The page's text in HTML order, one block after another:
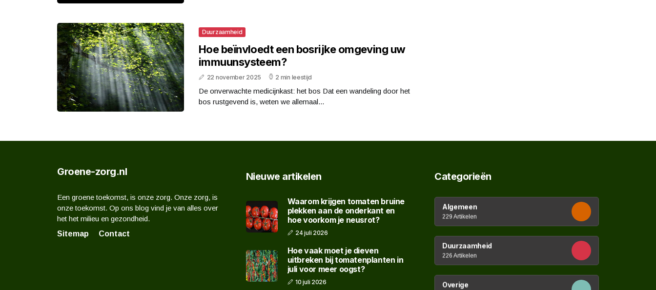
Duurzaamheid
Hoe beïnvloedt een bosrijke omgeving uw
immuunsysteem?
22 november 2025 2 min leestijd
De onverwachte medicijnkast: het bos Dat een wandeling door het
bos rustgevend is, weten we allemaal...
Groene-zorg.nl
Een groene toekomst, is onze zorg. Onze zorg, is
onze toekomst. Op ons blog vind je van alles over
het het milieu en gezondheid.
Sitemap
Contact
Nieuwe artikelen
Waarom krijgen tomaten bruine
plekken aan de onderkant en
hoe voorkom je neusrot?
24 juli 2026
Hoe vaak moet je dieven
uitbreken bij tomatenplanten in
juli voor meer oogst?
10 juli 2026
Categorieën
Algemeen
229 Artikelen
Duurzaamheid
226 Artikelen
Overige